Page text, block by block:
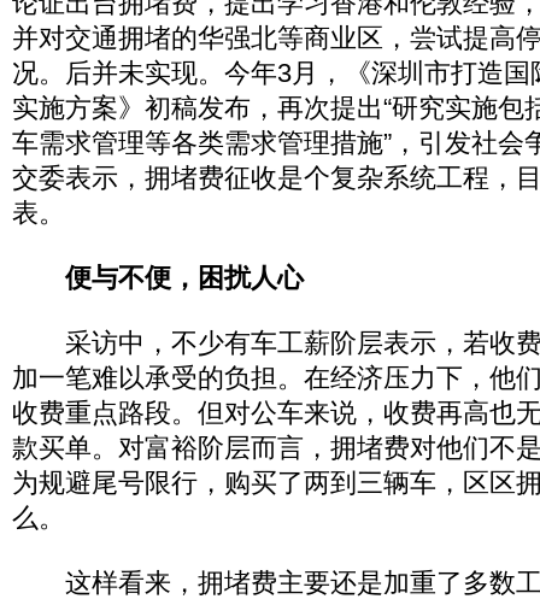
并对交通拥堵的华强北等商业区，尝试提高
况。后并未实现。今年3月，《深圳市打造
实施方案》初稿发布，再次提出“研究实施包
车需求管理等各类需求管理措施”，引发社会
交委表示，拥堵费征收是个复杂系统工程，
表。
便与不便，困扰人心
采访中，不少有车工薪阶层表示，若收
加一笔难以承受的负担。在经济压力下，他
收费重点路段。但对公车来说，收费再高也
款买单。对富裕阶层而言，拥堵费对他们不
为规避尾号限行，购买了两到三辆车，区区
么。
这样看来，拥堵费主要还是加重了多数